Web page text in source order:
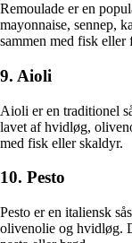
Remoulade er en
mayonnaise, sennep,
sammen med fisk eller
9. Aioli
Aioli er en traditionel
lavet af hvidløg,
med fisk eller skaldyr.
10. Pesto
Pesto er en italiensk
olivenolie og hvidløg.